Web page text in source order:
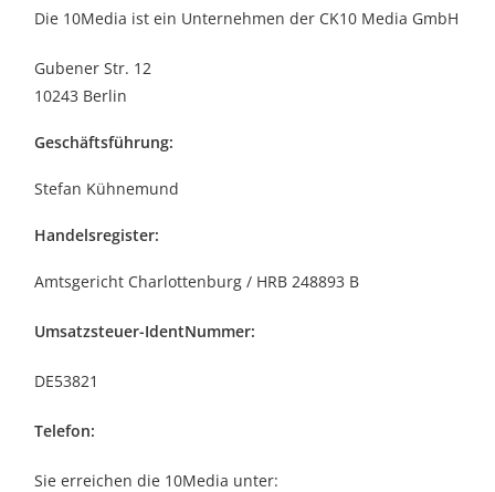
Die 10Media ist ein Unternehmen der CK10 Media GmbH
Gubener Str. 12
10243 Berlin
Geschäftsführung:
Stefan Kühnemund
Handelsregister:
Amtsgericht Charlottenburg / HRB 248893 B
Umsatzsteuer-IdentNummer:
DE53821
Telefon:
Sie erreichen die 10Media unter: